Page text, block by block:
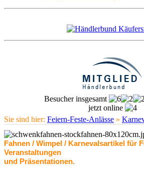
Besucher insgesamt
jetzt online
Sie sind hier: Feiern-Feste-Anlässe »
Fahnen / Wimpel / Karnevalsartikel für
Veranstaltungen
und Präsentationen.